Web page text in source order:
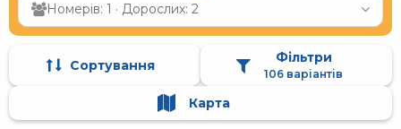
Номерів: 1 · Дорослих: 2
Сортування Фільтри
106 варіантів
Карта